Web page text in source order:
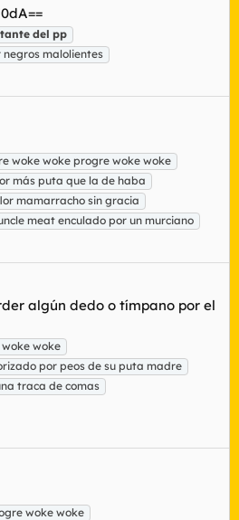
del pp
malolientes
woke woke progre woke woke
más puta que la de haba
mamarracho sin gracia
meat enculado por un murciano
algún dedo o tímpano por el
woke
por peos de su puta madre
traca de comas
woke woke